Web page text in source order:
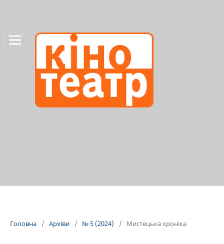
Головна / Архіви / № 5 (2024) / Мистецька хроніка